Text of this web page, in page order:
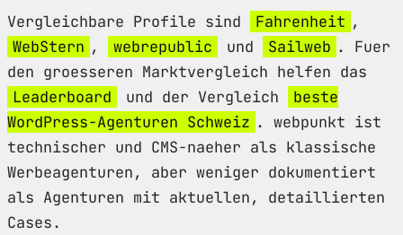
Vergleichbare Profile sind Fahrenheit ,
WebStern , webrepublic und Sailweb . Fuer
den groesseren Marktvergleich helfen das
Leaderboard
und der Vergleich
beste
WordPress-Agenturen Schweiz . webpunkt ist
technischer und CMS-naeher als klassische
Werbeagenturen, aber weniger dokumentiert
als Agenturen mit aktuellen, detaillierten
Cases.